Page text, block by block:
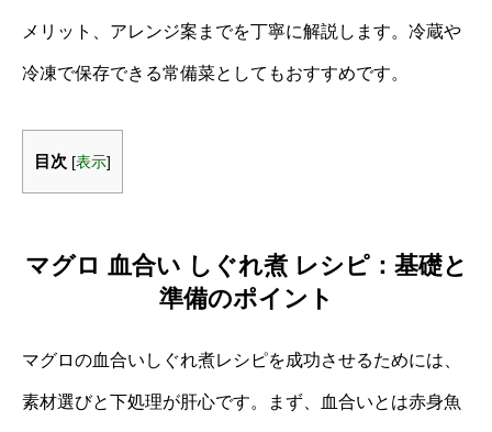
メリット、アレンジ案までを丁寧に解説します。冷蔵や
冷凍で保存できる常備菜としてもおすすめです。
目次 [表示]
マグロ 血合い しぐれ煮 レシピ：基礎と
準備のポイント
マグロの血合いしぐれ煮レシピを成功させるためには、
素材選びと下処理が肝心です。まず、血合いとは赤身魚